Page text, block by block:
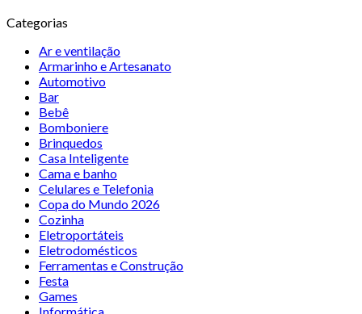
Categorias
Ar e ventilação
Armarinho e Artesanato
Automotivo
Bar
Bebê
Bomboniere
Brinquedos
Casa Inteligente
Cama e banho
Celulares e Telefonia
Copa do Mundo 2026
Cozinha
Eletroportáteis
Eletrodomésticos
Ferramentas e Construção
Festa
Games